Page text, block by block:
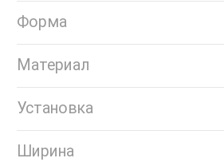
Форма
Материал
Установка
Ширина